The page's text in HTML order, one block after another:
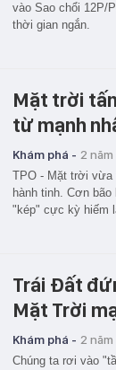
vào Sao chổi 12P/
thời gian ngắn.
Mặt trời
từ mạnh
Khám phá - 2
TPO - Mặt trời vừa
hành tinh. Cơn
"kép" cực kỳ hiếm
Trái Đất
Mặt Trời
Khám phá - 2
Chúng ta rơi vào